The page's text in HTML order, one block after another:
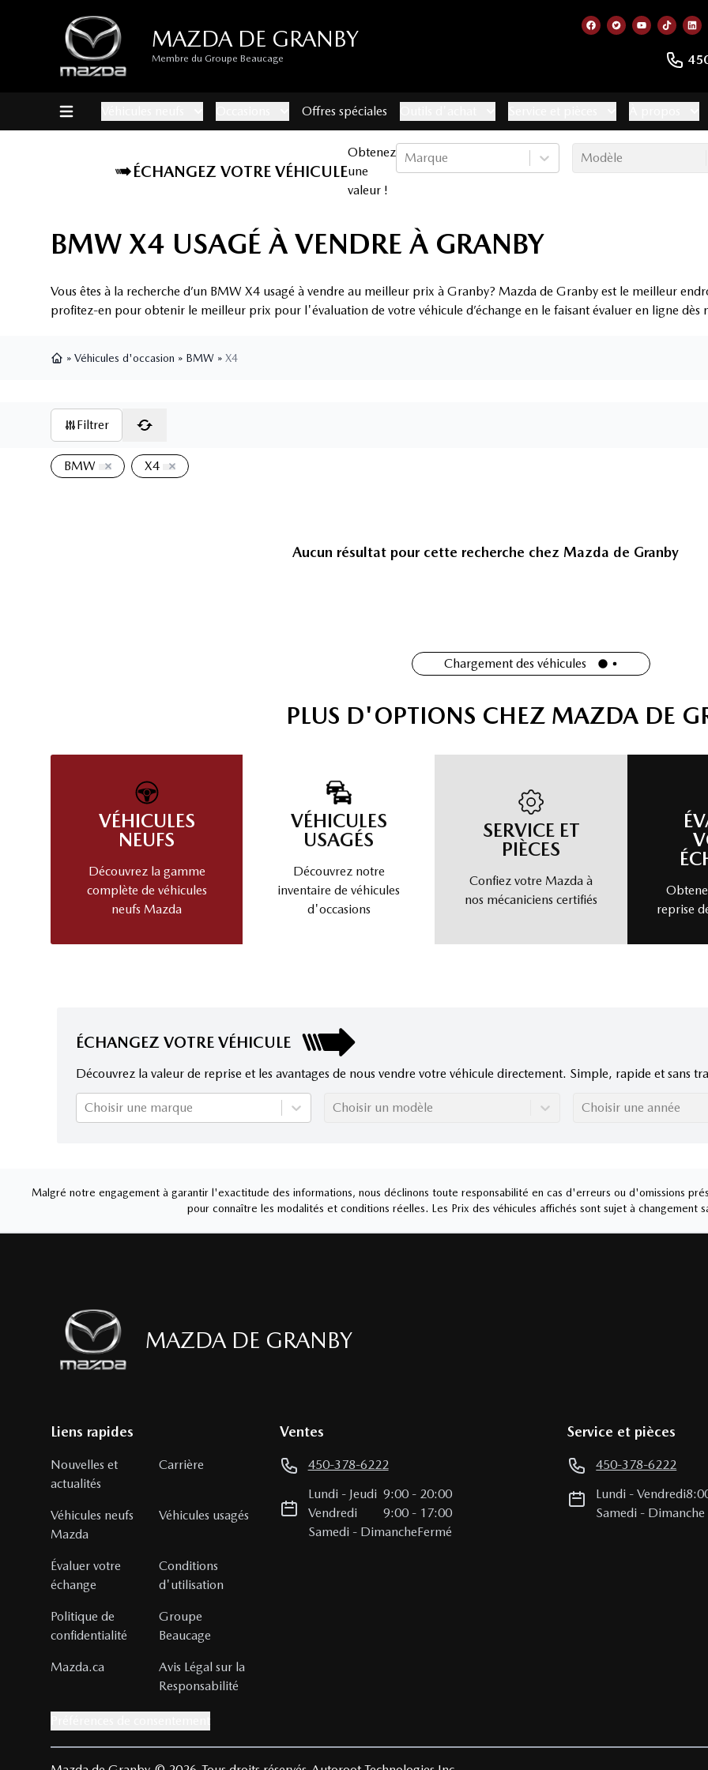
MAZDA DE GRANBY
Membre du Groupe Beaucage
Lien vers notre page
Lien vers notre
Lien vers
Lien
Offres spéciales
ÉCHANGEZ VOTRE VÉHICULE
Obtenez
une
valeur !
Marque Modèle
BMW X4 USAGÉ À VENDRE À GRANBY
Vous êtes à la recherche d’un BMW X4 usagé à vendre au meilleur prix à Granby? Mazda de Granby est le meilleur
profitez-en pour obtenir le meilleur prix pour l'évaluation de votre véhicule d’échange en le faisant évaluer en ligne dès
» Véhicules d'occasion » BMW » X4
Filtrer
BMW X4
Aucun résultat pour cette recherche chez Mazda de Granby
Chargement des véhicules
PLUS D'OPTIONS CHEZ MAZDA DE
VÉHICULES
NEUFS
Découvrez la gamme
complète de véhicules
neufs Mazda
VÉHICULES
USAGÉS
Découvrez notre
inventaire de véhicules
d'occasions
SERVICE ET
PIÈCES
Confiez votre Mazda à
nos mécaniciens certifiés
reprise
ÉCHANGEZ VOTRE VÉHICULE
Découvrez la valeur de reprise et les avantages de nous vendre votre véhicule directement. Simple, rapide et sans
Choisir une marque Choisir un modèle Choisir une année
Malgré notre engagement à garantir l'exactitude des informations, nous déclinons toute responsabilité en cas d'erreurs ou d'omissions
pour connaître les modalités et conditions réelles. Les Prix des véhicules affichés sont sujet à changement
MAZDA DE GRANBY
Liens rapides
Nouvelles et
actualités
Carrière
Véhicules neufs
Mazda
Véhicules usagés
Évaluer votre
échange
Conditions
d'utilisation
Politique de
confidentialité
Groupe
Beaucage
Mazda.ca
Avis Légal sur la
Responsabilité
Ventes
450-378-6222
Lundi - Jeudi 9:00- 20:00
Vendredi
9:00- 17:00
Samedi - DimancheFermé
Service et pièces
450-378-6222
Lundi -Vendredi
Samedi - Dimanche